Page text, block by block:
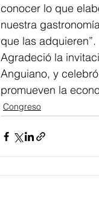
conocer lo que
nuestra
que las adquieren”.
Agradeció la
Anguiano, y
promueven la
Congreso